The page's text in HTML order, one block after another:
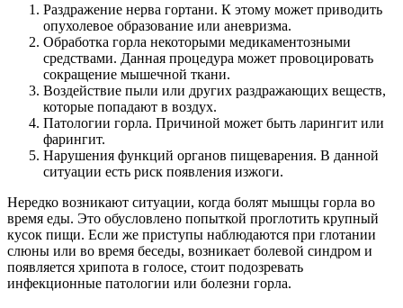
Раздражение нерва гортани. К этому может приводить
опухолевое образование или аневризма.
Обработка горла некоторыми медикаментозными
средствами. Данная процедура может провоцировать
сокращение мышечной ткани.
Воздействие пыли или других раздражающих веществ,
которые попадают в воздух.
Патологии горла. Причиной может быть ларингит или
фарингит.
Нарушения функций органов пищеварения. В данной
ситуации есть риск появления изжоги.
Нередко возникают ситуации, когда болят мышцы горла во
время еды. Это обусловлено попыткой проглотить крупный
кусок пищи. Если же приступы наблюдаются при глотании
слюны или во время беседы, возникает болевой синдром и
появляется хрипота в голосе, стоит подозревать
инфекционные патологии или болезни горла.